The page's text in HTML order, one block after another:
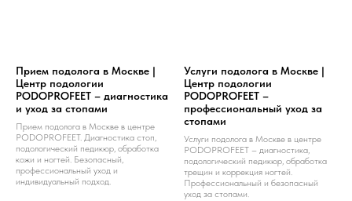
Прием подолога в Москве |
Центр подологии
PODOPROFEET – диагностика
и уход за стопами
Прием подолога в Москве в центре
PODOPROFEET. Диагностика стоп,
подологический педикюр, обработка
кожи и ногтей. Безопасный,
профессиональный уход и
индивидуальный подход.
Услуги подолога в Москве |
Центр подологии
PODOPROFEET –
профессиональный уход за
стопами
Услуги подолога в Москве в центре
PODOPROFEET – диагностика,
подологический педикюр, обработка
трещин и коррекция ногтей.
Профессиональный и безопасный
уход за стопами.